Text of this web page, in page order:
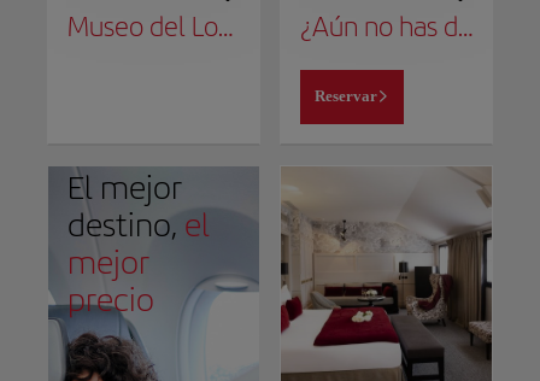
Museo del Louvre ¿Aún no has decidido dónde alojarte?
Reservar
El mejor
destino, el
mejor
precio